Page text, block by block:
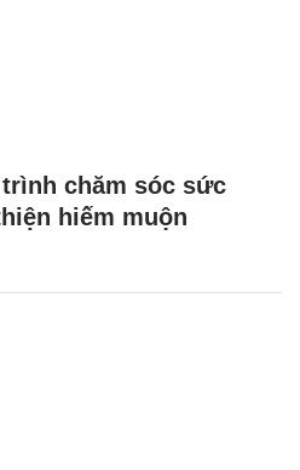
chăm sóc sức
hiếm muộn